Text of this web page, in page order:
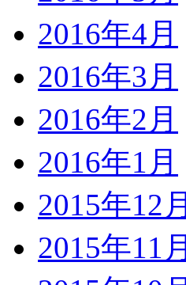
2016年4月
2016年3月
2016年2月
2016年1月
2015年12月
2015年11月